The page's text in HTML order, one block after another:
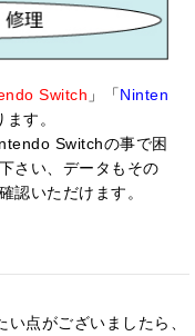
Switch 」「Ninten
す。
Switchの事で困
さい 、データもその
認いただけます。
点がございましたら、